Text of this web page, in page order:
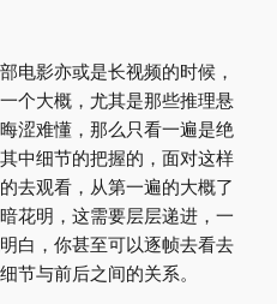
电影亦或是长视频的时候，
个大概，尤其是那些推理悬
涩难懂，那么只看一遍是绝
中细节的把握的，面对这样
去观看，从第一遍的大概了
花明，这需要层层递进，一
白，你甚至可以逐帧去看去
节与前后之间的关系。